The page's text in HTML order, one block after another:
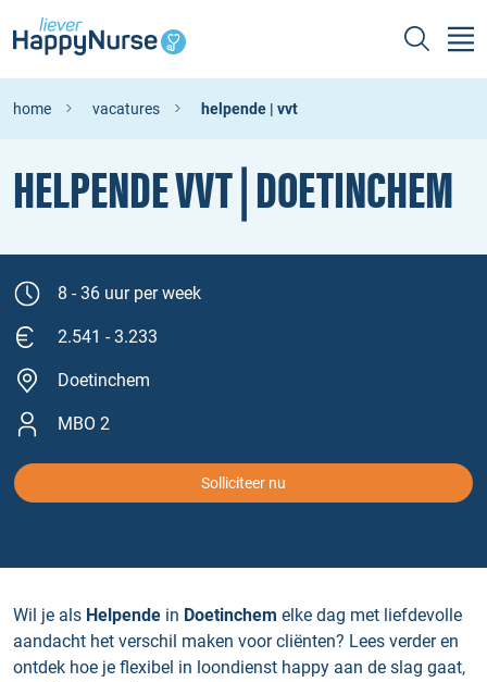
home vacatures helpende | vvt
HELPENDE VVT | DOETINCHEM
8 - 36 uur per week
2.541 - 3.233
Doetinchem
MBO 2
Solliciteer nu
Wil je als Helpende in Doetinchem elke dag met liefdevolle
aandacht het verschil maken voor cliënten? Lees verder en
ontdek hoe je flexibel in loondienst happy aan de slag gaat,